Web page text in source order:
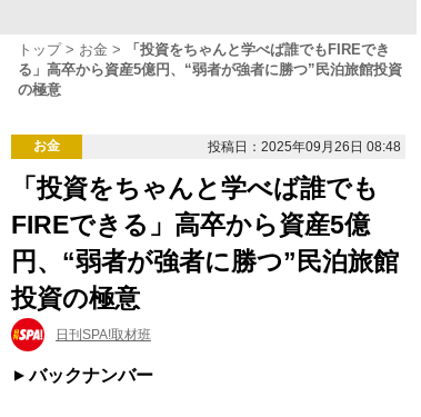
トップ お金
「投資をちゃんと学べば誰でもFIREでき
る」高卒から資産5億円、“弱者が強者に勝つ”民泊旅館投資
の極意
お金 投稿日：2025年09月26日 08:48
「投資をちゃんと学べば誰でも
FIREできる」高卒から資産5億
円、“弱者が強者に勝つ”民泊旅館
投資の極意
日刊SPA!取材班
バックナンバー